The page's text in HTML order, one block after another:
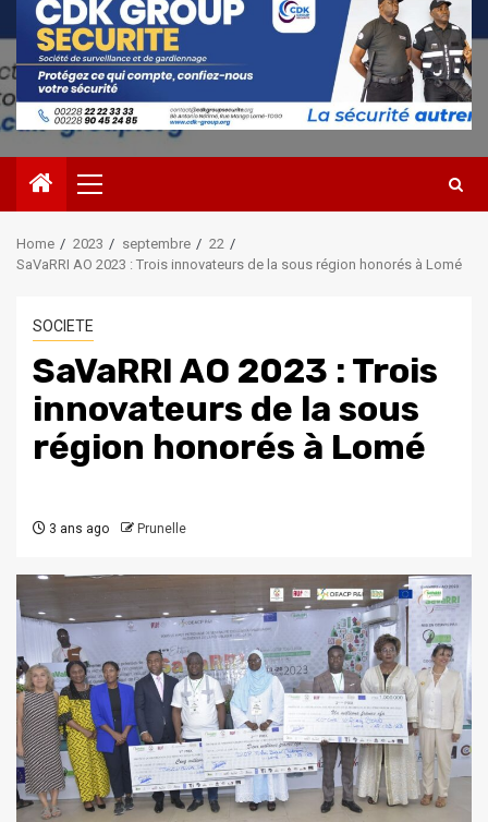
Primary
Menu
Home 2023 septembre
22
SaVaRRI AO 2023 : Trois innovateurs de la sous région honorés à Lomé
SOCIETE
SaVaRRI AO 2023 : Trois
innovateurs de la sous
région honorés à Lomé
3 ans ago Prunelle